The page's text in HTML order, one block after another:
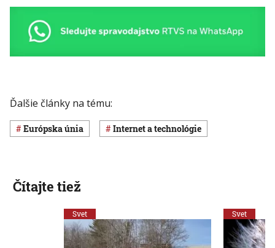
Ďalšie články na tému:
Európska únia internet a technológie
Čítajte tiež
Svet Svet